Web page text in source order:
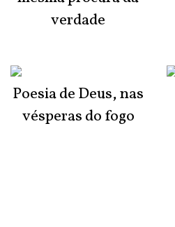
verdade
Poesia de Deus, nas
vésperas do fogo